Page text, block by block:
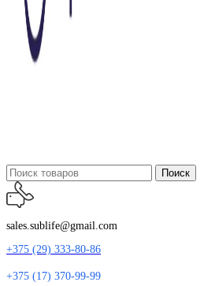
Поиск
sales.sublife@gmail.com
+375 (29) 333-80-86
+375 (17) 370-99-99